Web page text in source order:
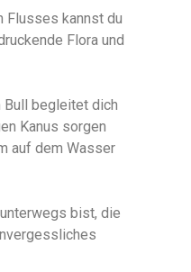
Flusses kannst du
Flora und
Bull begleitet dich
Kanus sorgen
auf dem Wasser
bist, die